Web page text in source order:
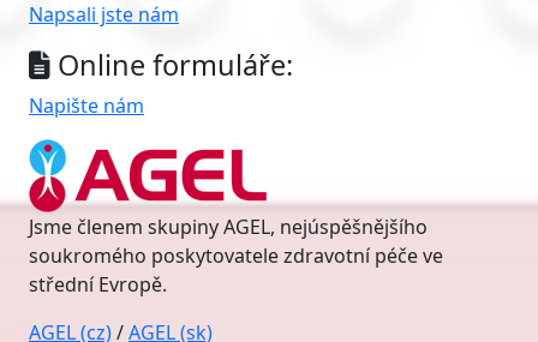
Napsali jste nám
Online formuláře:
Napište nám
Jsme členem skupiny AGEL, nejúspěšnějšího
soukromého poskytovatele zdravotní péče ve
střední Evropě.
AGEL (cz)/AGEL (sk)